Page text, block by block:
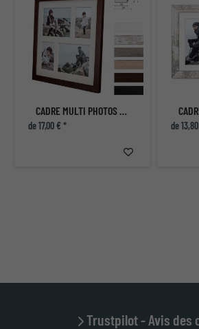
CADRE MULTI PHOTOS NARVIK POUR 4 PHOTOS
de 17,00 € * de
Trustpilot - Avis des